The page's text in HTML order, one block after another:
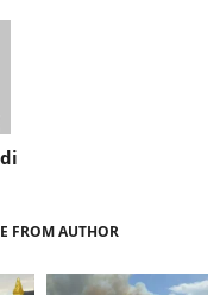
FROM AUTHOR